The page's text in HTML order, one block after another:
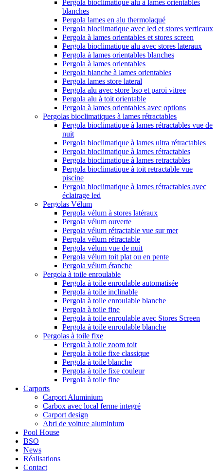
Pergola bioclimatique alu à lames orientables
blanches
Pergola lames en alu thermolaqué
Pergola bioclimatique avec led et stores verticaux
Pergola à lames orientables et stores screen
Pergola bioclimatique alu avec stores lateraux
Pergola à lames orientables blanches
Pergola à lames orientables
Pergola blanche à lames orientables
Pergola lames store lateral
Pergola alu avec store bso et paroi vitree
Pergola alu à toit orientable
Pergola à lames orientables avec options
Pergolas bioclimatiques à lames rétractables
Pergola bioclimatique à lames rétractables vue de
nuit
Pergola bioclimatique à lames ultra rétractables
Pergola bioclimatique à lames rétractables
Pergola bioclimatique à lames retractables
Pergola bioclimatique à toit retractable vue
piscine
Pergola bioclimatique à lames rétractables avec
éclairage led
Pergolas Vélum
Pergola vélum à stores latéraux
Pergola vélum ouverte
Pergola vélum rétractable vue sur mer
Pergola vélum rétractable
Pergola vélum vue de nuit
Pergola vélum toit plat ou en pente
Pergola vélum étanche
Pergola à toile enroulable
Pergola à toile enroulable automatisée
Pergola à toile inclinable
Pergola à toile enroulable blanche
Pergola à toile fine
Pergola à toile enroulable avec Stores Screen
Pergola à toile enroulable blanche
Pergolas à toile fixe
Pergola à toile zoom toit
Pergola à toile fixe classique
Pergola à toile blanche
Pergola à toile fixe couleur
Pergola à toile fine
Carports
Carport Aluminium
Carbox avec local ferme integré
Carport design
Abri de voiture aluminium
Pool House
BSO
News
Réalisations
Contact